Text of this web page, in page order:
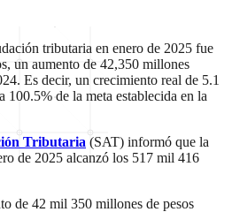
tributaria en enero de 2025 fue
un aumento de 42,350 millones
Es decir, un crecimiento real de 5.1
100.5% de la meta establecida en la
Tributaria (SAT) informó que la
de 2025 alcanzó los 517 mil 416
de 42 mil 350 millones de pesos